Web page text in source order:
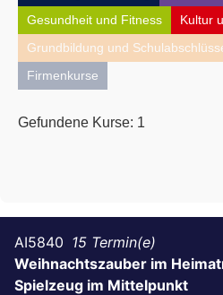
Gesundheit und Fitness
Kultur
Grundbildung und
Firmenkurse
Gefundene Kurse: 1
Weihnachtszauber im
Spielzeug im Mittelpunkt
AI5840 15